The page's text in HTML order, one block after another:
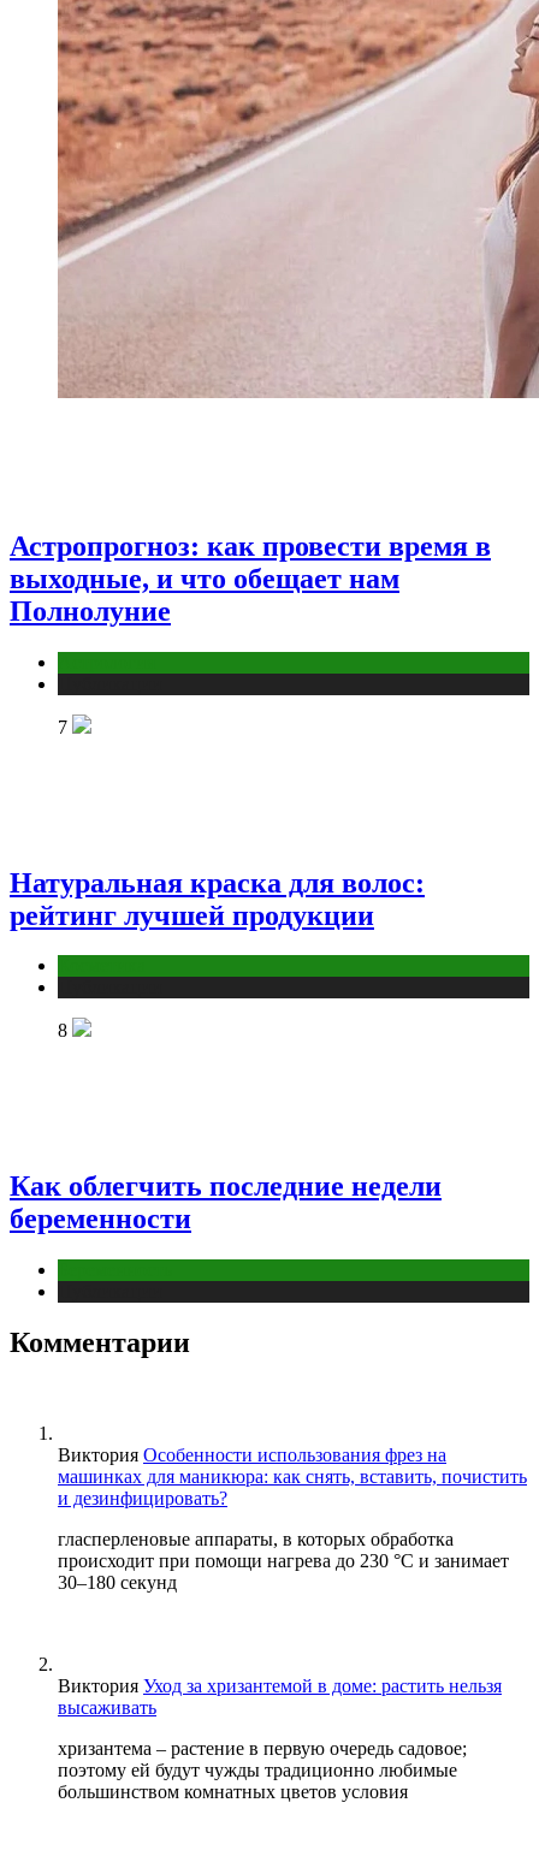
Астропрогноз: как провести время в
выходные, и что обещает нам
Полнолуние
7
Натуральная краска для волос:
рейтинг лучшей продукции
8
Как облегчить последние недели
беременности
Комментарии
Виктория Особенности использования фрез на
машинках для маникюра: как снять, вставить, почистить
и дезинфицировать?
гласперленовые аппараты, в которых обработка
происходит при помощи нагрева до 230 °С и занимает
30–180 секунд
Виктория Уход за хризантемой в доме: растить нельзя
высаживать
хризантема – растение в первую очередь садовое;
поэтому ей будут чужды традиционно любимые
большинством комнатных цветов условия